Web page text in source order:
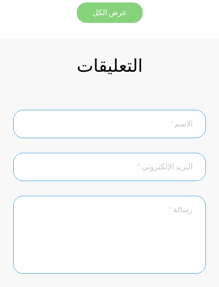
عرض الكل
التعليقات